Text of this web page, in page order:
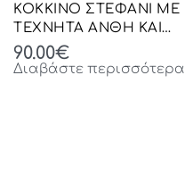
ΚΟΚΚΙΝΟ ΣΤΕΦΑΝΙ ΜΕ
ΤΕΧΝΗΤΑ ΑΝΘΗ ΚΑΙ
ΚΟΚΚΙΝΕΣ ΜΠΑΛΕΣ
61Χ61Χ17ΕΚ
90.00€
Διαβάστε περισσότερα